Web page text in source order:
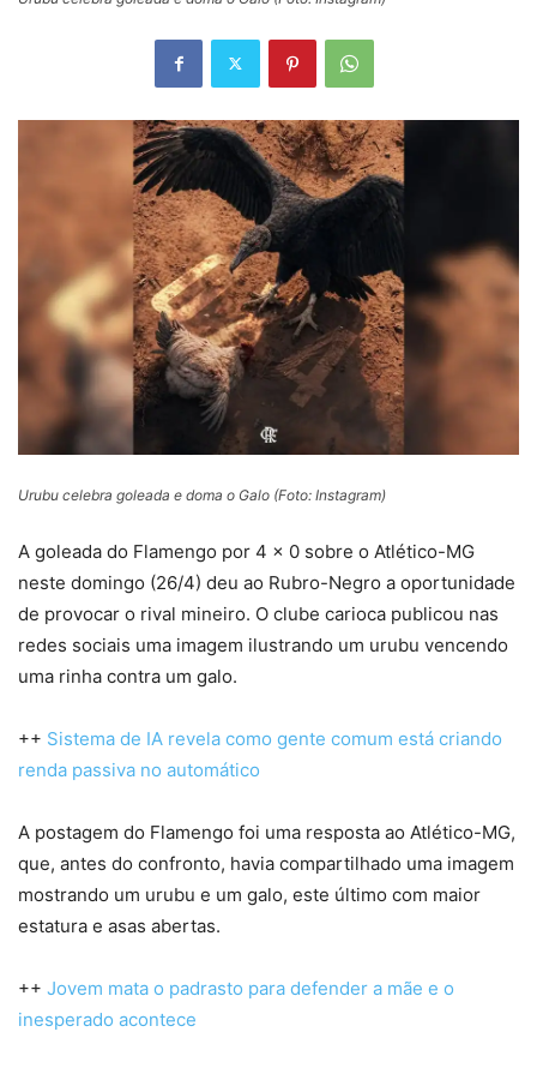
Urubu celebra goleada e doma o Galo (Foto: Instagram)
A goleada do Flamengo por 4 x 0 sobre o Atlético-MG
neste domingo (26/4) deu ao Rubro-Negro a oportunidade
de provocar o rival mineiro. O clube carioca publicou nas
redes sociais uma imagem ilustrando um urubu vencendo
uma rinha contra um galo.
++ Sistema de IA revela como gente comum está criando
renda passiva no automático
A postagem do Flamengo foi uma resposta ao Atlético-MG,
que, antes do confronto, havia compartilhado uma imagem
mostrando um urubu e um galo, este último com maior
estatura e asas abertas.
++ Jovem mata o padrasto para defender a mãe e o
inesperado acontece